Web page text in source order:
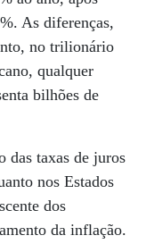
As diferenças,
no trilionário
qualquer
bilhões de
das taxas de juros
nos Estados
dos
da inflação.